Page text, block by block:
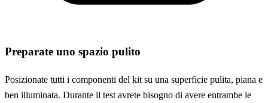
Preparate uno spazio pulito
Posizionate tutti i componenti del kit su una superficie pulita, piana e
ben illuminata. Durante il test avrete bisogno di avere entrambe le